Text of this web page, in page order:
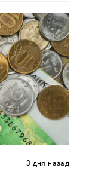
3 дня назад